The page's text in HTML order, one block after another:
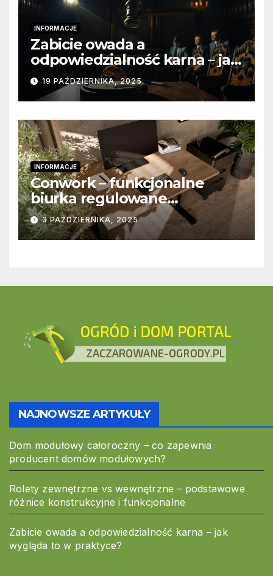
INFORMACJE
Zabicie owada a
odpowiedzialność karna – jak
wygląda to w praktyce?
19 PAŹDZIERNIKA, 2025
INFORMACJE
Conwork – funkcjonalne
biurka regulowane
stworzone z myślą o
nowoczesnych
przestrzeniach pracy
3 PAŹDZIERNIKA, 2025
NAJNOWSZE ARTYKUŁY
Dom modułowy całoroczny – co zapewnia
producent domów modułowych?
Rolety zewnętrzne vs wewnętrzne – podstawowe
różnice konstrukcyjne i funkcjonalne
Zabicie owada a odpowiedzialność karna – jak
wygląda to w praktyce?